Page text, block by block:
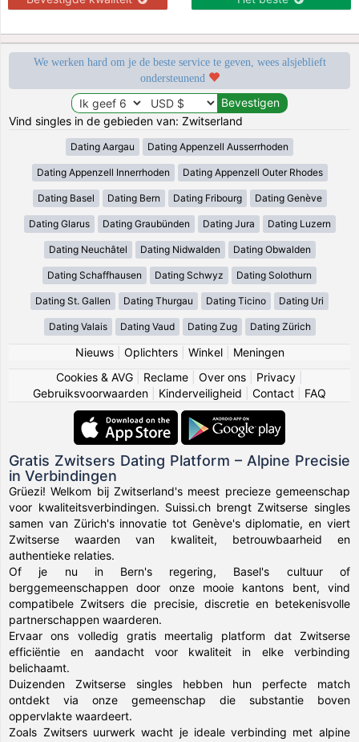
We werken hard om je de beste service te geven, wees alsjeblieft
ondersteunend
Vind singles in de gebieden van: Zwitserland
Dating Aargau Dating Appenzell Ausserrhoden
Dating Appenzell Innerrhoden Dating Appenzell Outer Rhodes
Dating Basel Dating Bern Dating Fribourg Dating Genève
Dating Glarus Dating Graubünden Dating Jura Dating Luzern
Dating Neuchâtel Dating Nidwalden Dating Obwalden
Dating Schaffhausen Dating Schwyz Dating Solothurn
Dating St. Gallen Dating Thurgau Dating Ticino Dating Uri
Dating Valais Dating Vaud Dating Zug Dating Zürich
Nieuws| Oplichters| Winkel| Meningen
Cookies & AVG
Reclame Over ons Privacy
Gebruiksvoorwaarden
Kinderveiligheid Contact FAQ
Gratis Zwitsers Dating Platform – Alpine Precisie
in Verbindingen
Grüezi! Welkom bij Zwitserland's meest precieze gemeenschap
voor kwaliteitsverbindingen. Suissi.ch brengt Zwitserse singles
samen van Zürich's innovatie tot Genève's diplomatie, en viert
Zwitserse waarden van kwaliteit, betrouwbaarheid en
authentieke relaties.
Of je nu in Bern's regering, Basel's cultuur of
berggemeenschappen door onze mooie kantons bent, vind
compatibele Zwitsers die precisie, discretie en betekenisvolle
partnerschappen waarderen.
Ervaar ons volledig gratis meertalig platform dat Zwitserse
efficiëntie en aandacht voor kwaliteit in elke verbinding
belichaamt.
Duizenden Zwitserse singles hebben hun perfecte match
ontdekt via onze gemeenschap die substantie boven
oppervlakte waardeert.
Zoals Zwitsers uurwerk wacht je ideale verbinding met alpine